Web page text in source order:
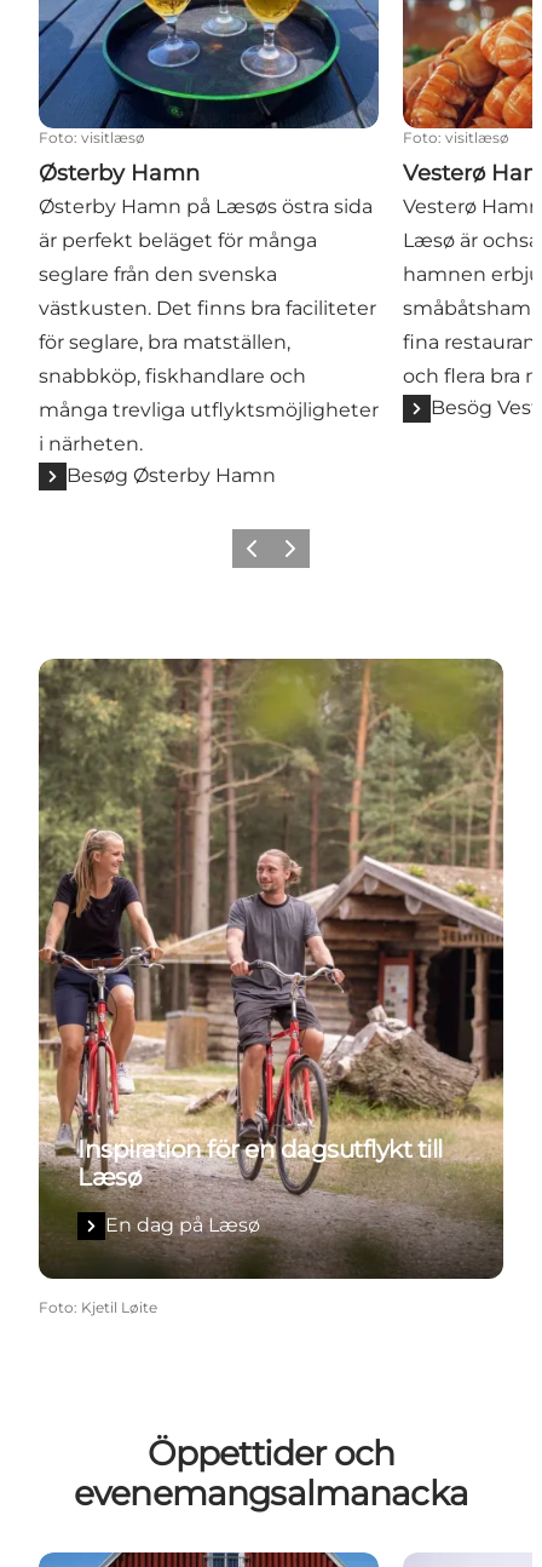
Foto: visitlæsø
Østerby Hamn
Østerby Hamn på Læsøs östra sida
är perfekt beläget för många
seglare från den svenska
västkusten. Det finns bra faciliteter
för seglare, bra matställen,
snabbköp, fiskhandlare och
många trevliga utflyktsmöjligheter
i närheten.
Besøg Østerby Hamn
Foto: visitlæsø
Vesterø
Vesterø
Læsø är
hamnen
fina
och flera bra
Besög
Forrige billede
Næste billede
Inspiration för en dagsutflykt till Læsø
Inspiration för en dagsutflykt till
Læsø
En dag på Læsø
Foto: Kjetil Løite
Öppettider och
evenemangsalmanacka